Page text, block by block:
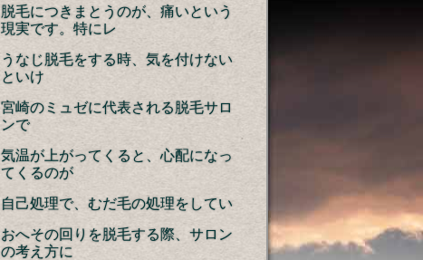
脱毛につきまとうのが、痛いという
現実です。特にレ
うなじ脱毛をする時、気を付けない
といけ
宮崎のミュゼに代表される脱毛サロ
ンで
気温が上がってくると、心配になっ
てくるのが
自己処理で、むだ毛の処理をしてい
おへその回りを脱毛する際、サロン
の考え方に